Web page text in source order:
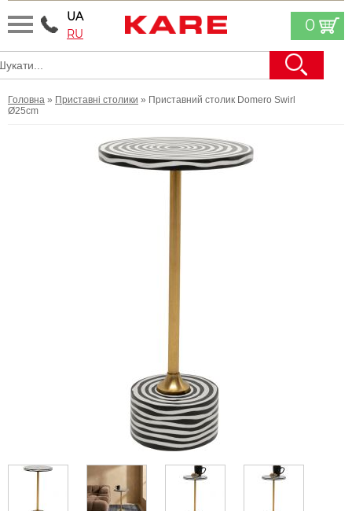
UA
RU
0
Головна » Приставні столики » Приставний столик Domero Swirl
Ø25cm